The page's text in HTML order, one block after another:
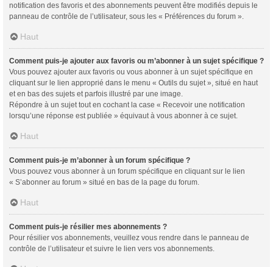
notification des favoris et des abonnements peuvent être modifiés depuis le
panneau de contrôle de l’utilisateur, sous les « Préférences du forum ».
Haut
Comment puis-je ajouter aux favoris ou m’abonner à un sujet spécifique ?
Vous pouvez ajouter aux favoris ou vous abonner à un sujet spécifique en
cliquant sur le lien approprié dans le menu « Outils du sujet », situé en haut
et en bas des sujets et parfois illustré par une image.
Répondre à un sujet tout en cochant la case « Recevoir une notification
lorsqu’une réponse est publiée » équivaut à vous abonner à ce sujet.
Haut
Comment puis-je m’abonner à un forum spécifique ?
Vous pouvez vous abonner à un forum spécifique en cliquant sur le lien
« S’abonner au forum » situé en bas de la page du forum.
Haut
Comment puis-je résilier mes abonnements ?
Pour résilier vos abonnements, veuillez vous rendre dans le panneau de
contrôle de l’utilisateur et suivre le lien vers vos abonnements.